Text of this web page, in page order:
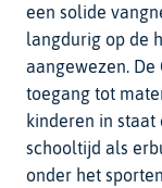
een solide
langdurig op de
aangewezen. De
toegang tot
kinderen in
schooltijd als
onder het